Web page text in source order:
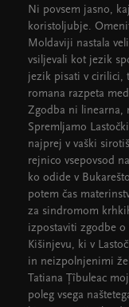
Ni povsem jasno,
koristoljubje.
Moldaviji nastala
vsiljevali kot jezik
jezik pisati v cirilici,
romana razpeta
Zgodba ni linearna,
Spremljamo
najprej v vaški
rejnico vsepovsod
ko odide v
potem čas
za sindromom
izpostaviti zgodbe
Kišinjevu, ki v
in neizpolnjenimi
Tatiana Țîbuleac
poleg vsega